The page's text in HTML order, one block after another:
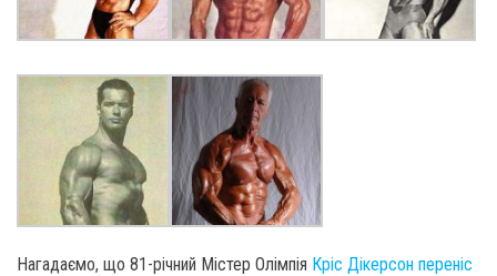
Нагадаємо, що 81-річний Містер Олімпія Кріс Дікерсон переніс